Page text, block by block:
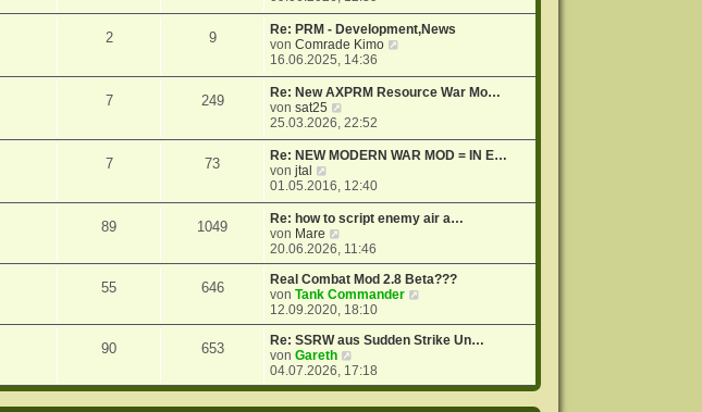
r
a
r
B
e
r
a
g
u
e
s
r
B
e
i
t
r
a
g
2 9
Re: PRM - Development,News
vonComrade Kimo
u
e
r
r
16.06.2025, 14:36
7 249
Re: New AXPRM Resource War Mo…
vonsat25
e
u
e
t
r
e
t
r
a
25.03.2026, 22:52
7 73
Re: NEW MODERN WAR MOD = IN E…
vonjtal
e
u
e
s
t
e
r
B
e
i
t
r
a
g
01.05.2016, 12:40
89 1049
Re: how to script enemy air a…
von Mare
e
u
e
s
e
r
B
e
i
20.06.2026, 11:46
55 646
Real Combat Mod 2.8 Beta???
vonTank Commander
u
e
e
12.09.2020, 18:10
90 653
Re: SSRW aus Sudden Strike Un…
vonGareth
e
u
04.07.2026, 17:18